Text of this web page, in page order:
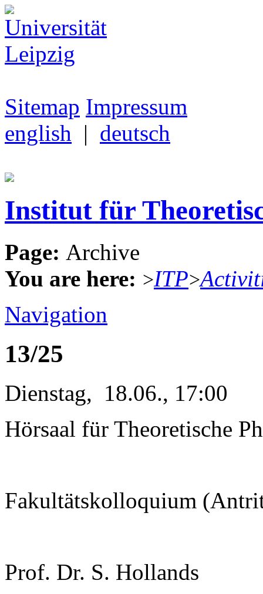
Sitemap Impressum
english | deutsch
Institut für
Page: Archive
You are here: >ITP>
Navigation
13/25
Dienstag, 18.06., 17:00
Hörsaal für Theoretische
Fakultätskolloquium
Prof. Dr. S. Hollands